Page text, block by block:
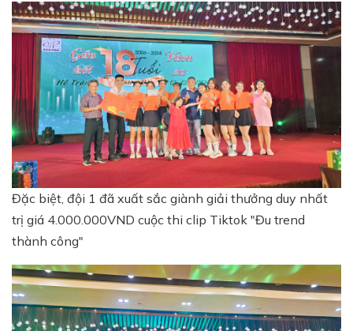
Đặc biệt, đội 1 đã xuất sắc giành giải thưởng duy nhất
trị giá 4.000.000VND cuộc thi clip Tiktok "Đu trend
thành công"